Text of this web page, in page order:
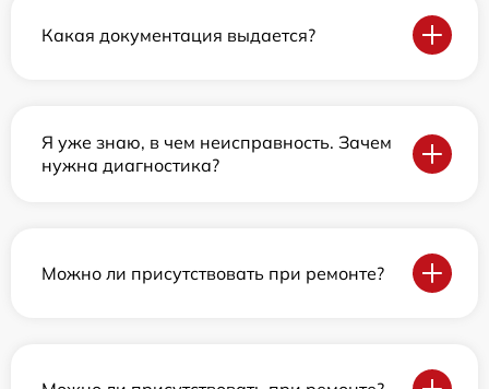
Какая документация выдается?
Я уже знаю, в чем неисправность. Зачем
нужна диагностика?
Можно ли присутствовать при ремонте?